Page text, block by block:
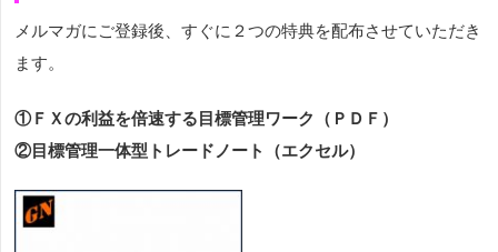
メルマガにご登録後、すぐに２つの特典を配布させていただき
ます。
①ＦＸの利益を倍速する目標管理ワーク（ＰＤＦ）
②目標管理一体型トレードノート（エクセル）